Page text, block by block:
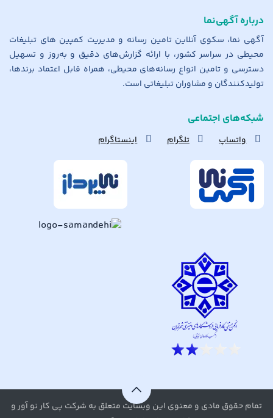
درباره آگهی‌نما
آگهی نما، سکوی آنلاین تامین رسانه و مدیریت کمپین های تبلیغات
محیطی در سراسر کشور، با ارائه گزارش‌های دقیق و به‌روز و تسهیل
دسترسی و تامین انواع رسانه‌های محیطی، همراه قابل اعتماد برندها،
تولیدکنندگان و مشاوران تبلیغاتی است.
شبکه‌های اجتماعی
واتساپ تلگرام اینستاگرام
تمام حقوق مادی و معنوی این وبسایت متعلق به شرکت پی کار نو آور و